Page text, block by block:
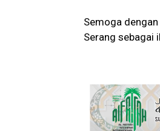
Semoga
Serang sebagai